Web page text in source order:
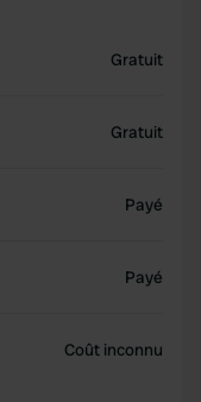
Gratuit
Gratuit
Payé
Payé
Coût inconnu